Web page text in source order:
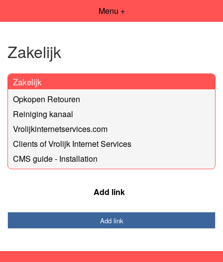
Menu +
Zakelijk
Zakelijk
Opkopen Retouren
Reiniging kanaal
Vrolijkinternetservices.com
Clients of Vrolijk Internet Services
CMS guide - Installation
Add link
Add link